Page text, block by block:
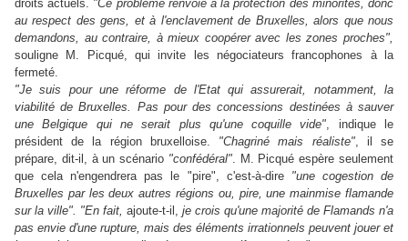
droits actuels. "Ce problème renvoie à la protection des minorités, donc
au respect des gens, et à l'enclavement de Bruxelles, alors que nous
demandons, au contraire, à mieux coopérer avec les zones proches",
souligne M. Picqué, qui invite les négociateurs francophones à la
fermeté.
"Je suis pour une réforme de l'Etat qui assurerait, notamment, la
viabilité de Bruxelles. Pas pour des concessions destinées à sauver
une Belgique qui ne serait plus qu'une coquille vide", indique le
président de la région bruxelloise. "Chagriné mais réaliste", il se
prépare, dit-il, à un scénario "confédéral". M. Picqué espère seulement
que cela n'engendrera pas le "pire", c'est-à-dire "une cogestion de
Bruxelles par les deux autres régions ou, pire, une mainmise flamande
sur la ville". "En fait, ajoute-t-il, je crois qu'une majorité de Flamands n'a
pas envie d'une rupture, mais des éléments irrationnels peuvent jouer et